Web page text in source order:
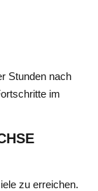
Stunden nach
im
zu erreichen.